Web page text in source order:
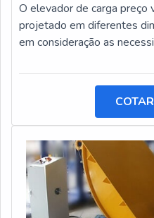
O elevador de carga preço
projetado em diferentes
em consideração as